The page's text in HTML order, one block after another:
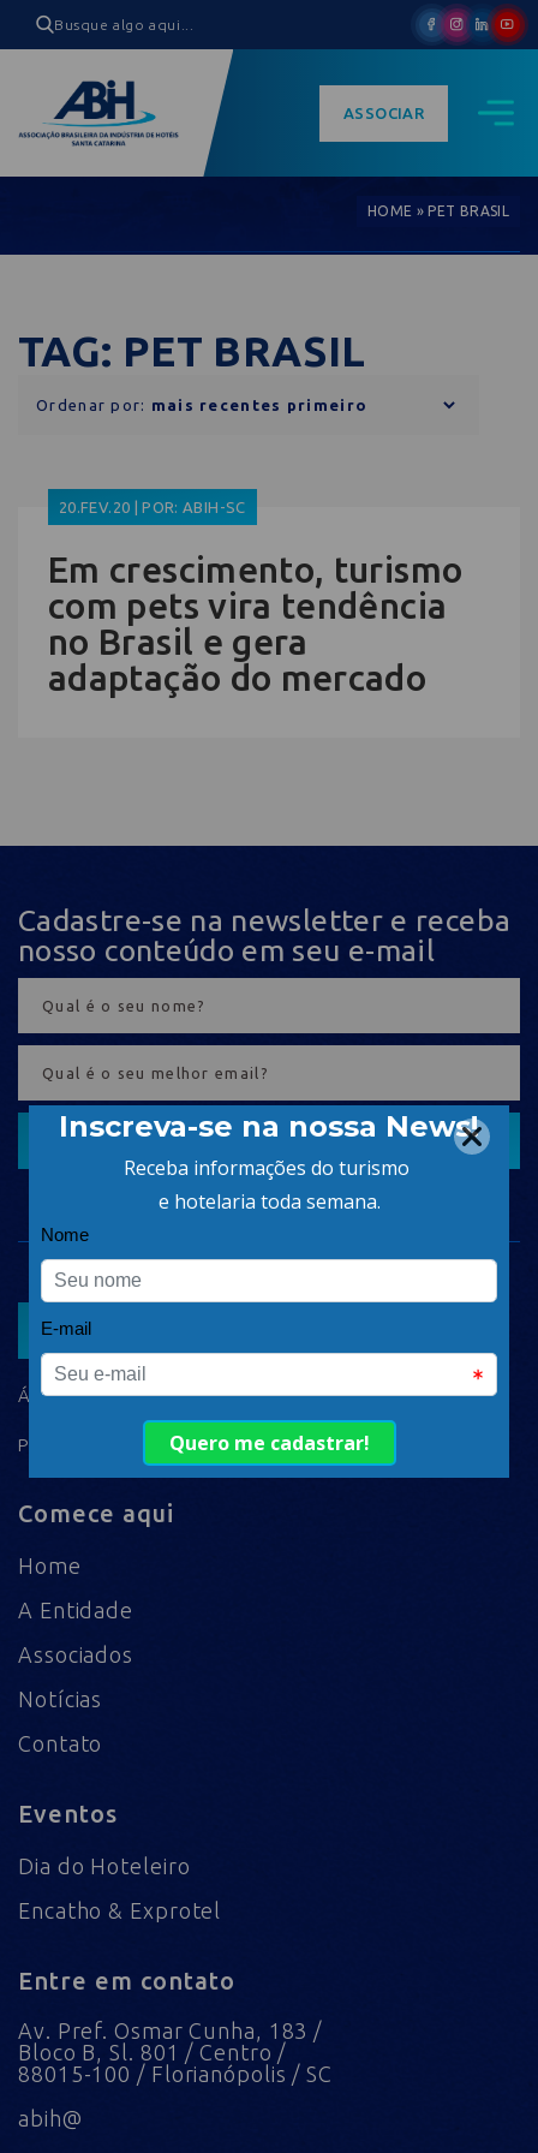
ASSOCIAR
HOME »PET BRASIL
TAG: PET BRASIL
Ordenar por:
20.FEV.20 | POR: ABIH-SC
Em crescimento, turismo
com pets vira tendência
no Brasil e gera
adaptação do mercado
Cadastre-se na newsletter e receba
nosso conteúdo em seu e-mail
CADASTRAR
ÁREA DO ASSOCIADO
POLÍTICA DE PRIVACIDADE
Comece aqui
Home
A Entidade
Associados
Notícias
Contato
Eventos
Dia do Hoteleiro
Encatho & Exprotel
Entre em contato
Av. Pref. Osmar Cunha, 183 /
Bloco B, Sl. 801 / Centro /
88015-100 / Florianópolis / SC
abih@